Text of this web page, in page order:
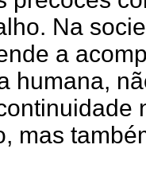
Na
a
humana,
mas